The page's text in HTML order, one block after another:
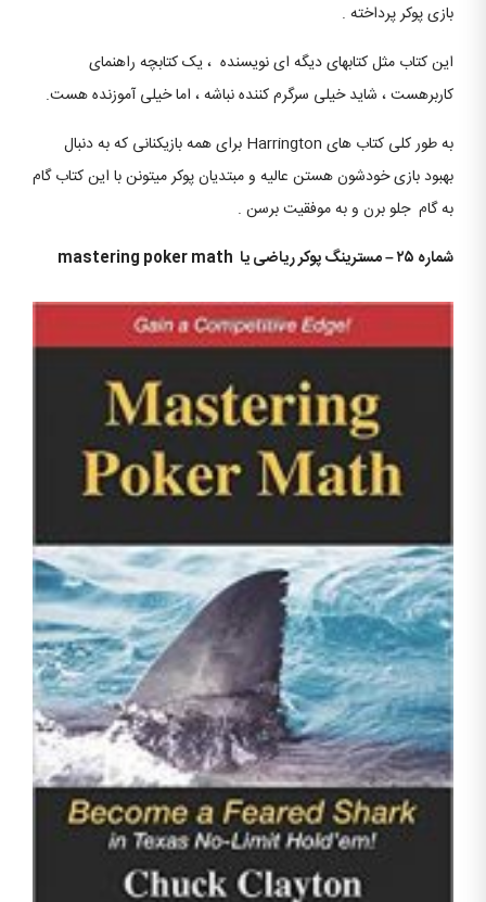
بازی پوکر پرداخته .
این کتاب مثل کتابهای دیگه ای نویسنده ، یک کتابچه راهنمای
کاربرهست ، شاید خیلی سرگرم کننده نباشه ، اما خیلی آموزنده هست.
به طور کلی کتاب های Harrington برای همه بازیکنانی که به دنبال
بهبود بازی خودشون هستن عالیه و مبتدیان پوکر میتونن با این کتاب گام
به گام جلو برن و به موفقیت برسن .
شماره ۲۵ – مسترینگ پوکر ریاضی یا